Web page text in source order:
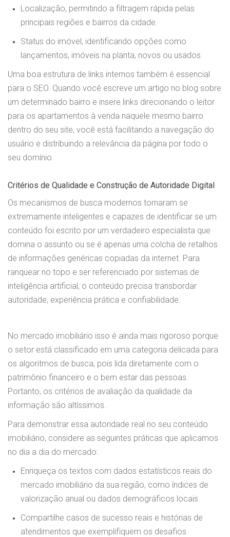
Localização, permitindo a filtragem rápida pelas
principais regiões e bairros da cidade.
Status do imóvel, identificando opções como
lançamentos, imóveis na planta, novos ou usados.
Uma boa estrutura de links internos também é essencial
para o SEO. Quando você escreve um artigo no blog sobre
um determinado bairro e insere links direcionando o leitor
para os apartamentos à venda naquele mesmo bairro
dentro do seu site, você está facilitando a navegação do
usuário e distribuindo a relevância da página por todo o
seu domínio.
Critérios de Qualidade e Construção de Autoridade Digital
Os mecanismos de busca modernos tornaram se
extremamente inteligentes e capazes de identificar se um
conteúdo foi escrito por um verdadeiro especialista que
domina o assunto ou se é apenas uma colcha de retalhos
de informações genéricas copiadas da internet. Para
ranquear no topo e ser referenciado por sistemas de
inteligência artificial, o conteúdo precisa transbordar
autoridade, experiência prática e confiabilidade.
No mercado imobiliário isso é ainda mais rigoroso porque
o setor está classificado em uma categoria delicada para
os algoritmos de busca, pois lida diretamente com o
patrimônio financeiro e o bem estar das pessoas.
Portanto, os critérios de avaliação da qualidade da
informação são altíssimos.
Para demonstrar essa autoridade real no seu conteúdo
imobiliário, considere as seguintes práticas que aplicamos
no dia a dia do mercado:
Enriqueça os textos com dados estatísticos reais do
mercado imobiliário da sua região, como índices de
valorização anual ou dados demográficos locais.
Compartilhe casos de sucesso reais e histórias de
atendimentos que exemplifiquem os desafios